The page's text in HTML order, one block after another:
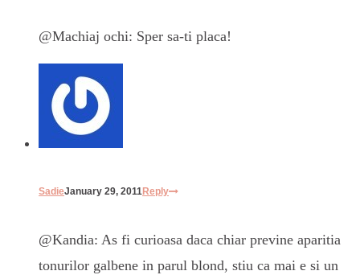
@Machiaj ochi: Sper sa-ti placa!
SadieJanuary 29, 2011Reply
@Kandia: As fi curioasa daca chiar previne aparitia
tonurilor galbene in parul blond, stiu ca mai e si un